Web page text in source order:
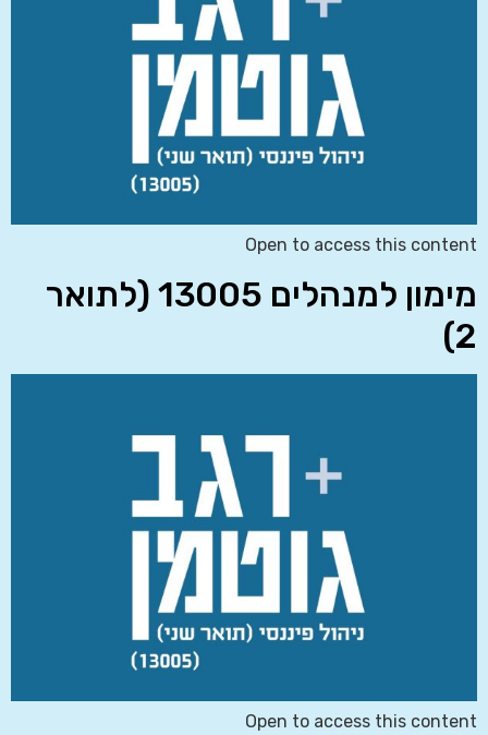
Open to access this content
מימון למנהלים 13005 (לתואר
2)
Open to access this content